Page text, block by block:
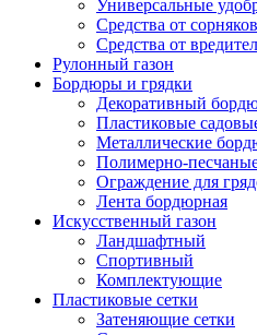
Универсальные
Средства от сорняков
Средства от
Рулонный газон
Бордюры и грядки
Декоративный
Пластиковые
Металлические
Полимерно-
Ограждение для
Лента бордюрная
Искусственный газон
Ландшафтный
Спортивный
Комплектующие
Пластиковые сетки
Затеняющие сетки